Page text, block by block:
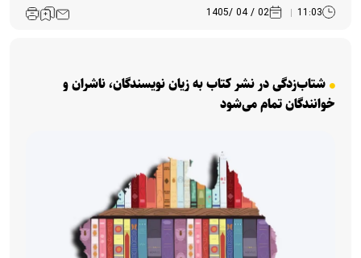
11:03
02 / 04 /1405
شتاب‌زدگی در نشر کتاب به زیان نویسندگان، ناشران و
خوانندگان تمام می‌شود